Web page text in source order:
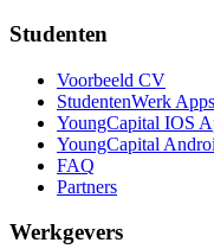
Studenten
Voorbeeld CV
StudentenWerk Apps
YoungCapital IOS
YoungCapital
FAQ
Partners
Werkgevers